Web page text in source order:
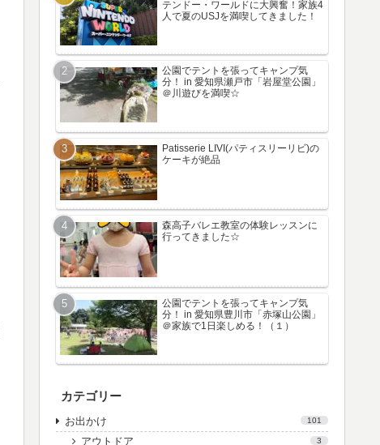
テンドー・ワールドに大興奮！家族4
人で夏のUSJを満喫してきました！
公園でテントを張ってキャンプ気
分！ in 愛知県瀬戸市「岩屋堂公園」
＠川遊びを満喫☆
Patisserie LIVI(パティスリーリビ)の
ケーキが絶品
森高子バレエ教室の体験レッスンに
行ってきました☆
公園でテントを張ってキャンプ気
分！ in 愛知県豊川市「赤塚山公園」
＠家族で1日楽しめる！（１）
カテゴリー
お出かけ 101
アウトドア 3